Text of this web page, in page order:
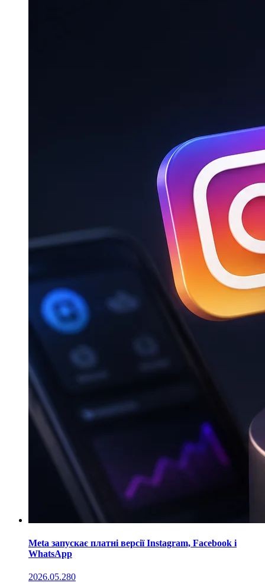
Meta запускає платні версії Instagram, Facebook і
WhatsApp
2026.05.280